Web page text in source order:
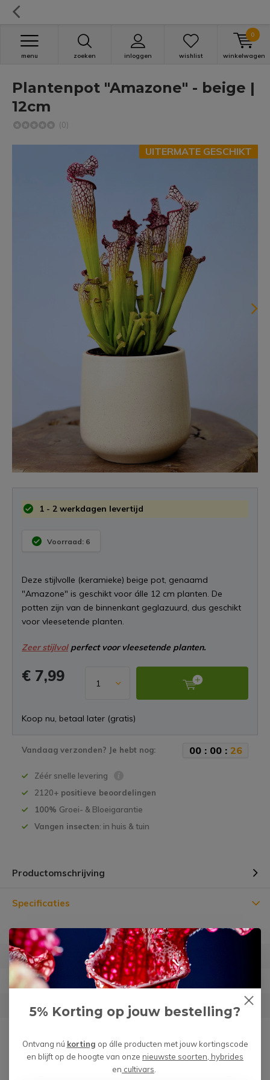
zoeken inloggen
menu wishlist winkelwagen
0
Plantenpot "Amazone" - beige |
12cm
(0)
UITERMATE GESCHIKT
1 - 2 werkdagen levertijd
Voorraad: 6
Deze stijlvolle (keramieke) beige pot, genaamd
"Amazone" is geschikt voor álle 12 cm planten. De
potten zijn van de binnenkant geglazuurd, dus geschikt
voor vleesetende planten.
Zeer stijlvolperfect voor vleesetende planten.
€ 7,99
Koop nu, betaal later (gratis)
Vandaag verzonden? Je hebt nog: 00: 00: 25
Zéér snelle levering
2120+ positieve beoordelingen
100% Groei- & Bloeigarantie
Vangen insecten: in huis & tuin
Productomschrijving
Specificaties
Diameter ⌀14 cm
Hoogte
Materiaal Aardewerk (geglazuurd)
Geschikt voor 12 cm planten
5% Korting op jouw bestelling?
Ontvang nú korting op álle producten met jouw kortingscode
en blijft op de hoogte van onze nieuwste soorten, hybrides
en cultivars